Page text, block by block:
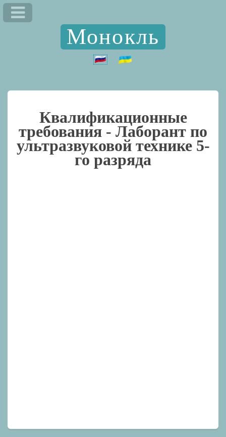
Монокль
Квалификационные
требования - Лаборант по
ультразвуковой технике 5-
го разряда